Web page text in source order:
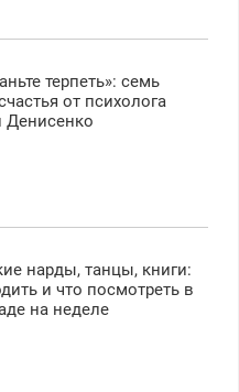
терпеть»: семь
от психолога
Денисенко
нарды, танцы, книги:
и что посмотреть в
на неделе